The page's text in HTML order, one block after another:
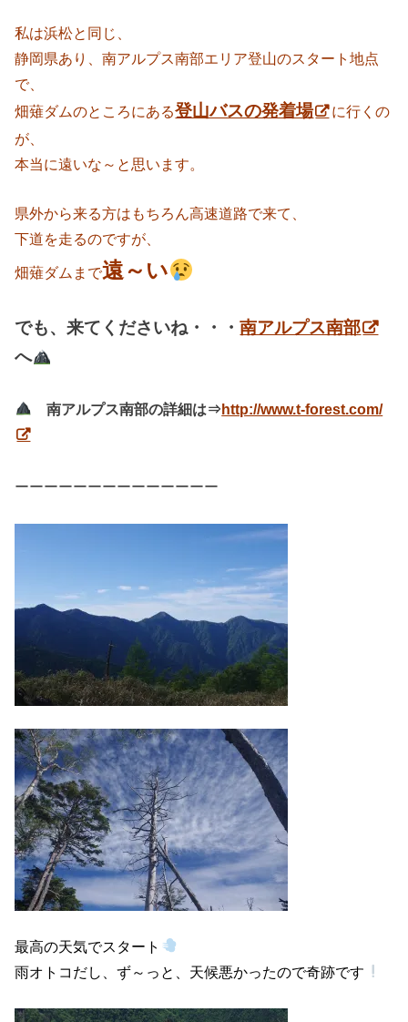
私は浜松と同じ、
静岡県あり、南アルプス南部エリア登山のスタート地点
で、
畑薙ダムのところにある登山バスの発着場
に行くの
が、
本当に遠いな～と思います。
県外から来る方はもちろん高速道路で来て、
下道を走るのですが、
畑薙ダムまで遠～い
でも、来てくださいね・・・南アルプス南部
へ
南アルプス南部の詳細は⇒http://www.t-forest.com/
ーーーーーーーーーーーーーー
最高の天気でスタート
雨オトコだし、ず～っと、天候悪かったので奇跡です